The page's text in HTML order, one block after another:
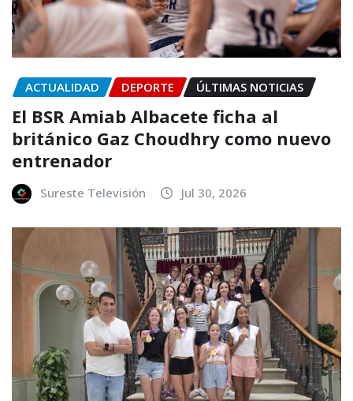
ACTUALIDAD DEPORTE ÚLTIMAS NOTICIAS
El BSR Amiab Albacete ficha al
británico Gaz Choudhry como nuevo
entrenador
Sureste Televisión Jul 30, 2026